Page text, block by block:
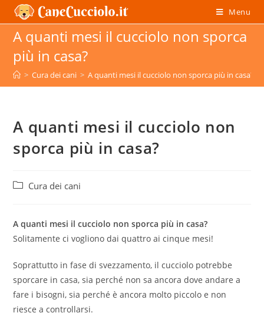
Salta
al
contenuto
Menu
A quanti mesi il cucciolo non sporca
più in casa?
> Cura dei cani > A quanti mesi il cucciolo non sporca più in casa?
A quanti mesi il cucciolo non
sporca più in casa?
Categoria
Cura dei cani
A quanti mesi il cucciolo non sporca più in casa?
Solitamente ci vogliono dai quattro ai cinque mesi!
Soprattutto in fase di svezzamento, il cucciolo potrebbe
sporcare in casa, sia perché non sa ancora dove andare a
fare i bisogni, sia perché è ancora molto piccolo e non
riesce a controllarsi.